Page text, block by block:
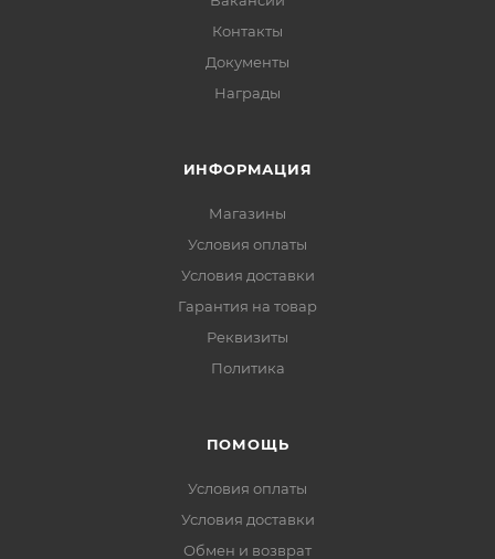
Контакты
Документы
Награды
ИНФОРМАЦИЯ
Магазины
Условия оплаты
Условия доставки
Гарантия на товар
Реквизиты
Политика
ПОМОЩЬ
Условия оплаты
Условия доставки
Обмен и возврат